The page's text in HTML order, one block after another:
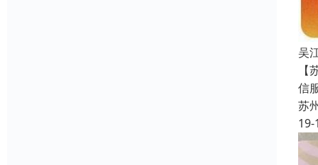
吴
信
苏
19-